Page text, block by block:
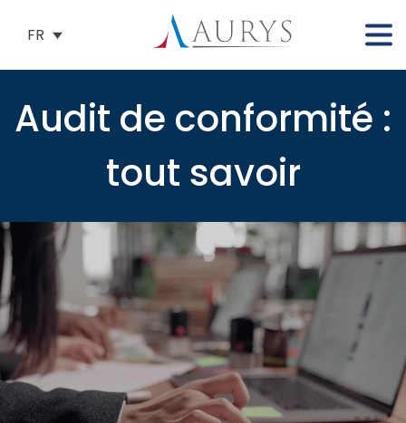
FR
Audit de conformité :
tout savoir